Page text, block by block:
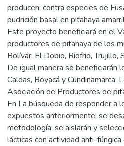
producen; contra especies de
pudrición basal en pitahaya
Este proyecto beneficiará en el
productores de pitahaya de los
Bolívar, El Dobio, Riofrio, Trujillo,
De igual manera se beneficiarán
Caldas, Boyacá y Cundinamarca.
Asociación de Productores de
En La búsqueda de responder a
expuestos anteriormente, se
metodología, se aislarán y
lácticas con actividad anti-